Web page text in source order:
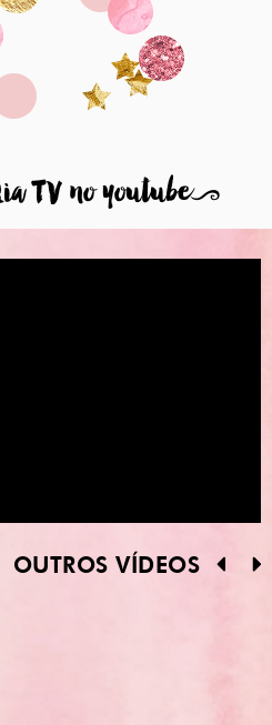
TV no youtube9
OUTROS VÍDEOS